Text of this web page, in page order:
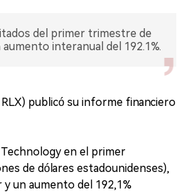
del primer trimestre de
interanual del 192.1%.
publicó su informe financiero
en el primer
de dólares estadounidenses),
un aumento del 192,1%